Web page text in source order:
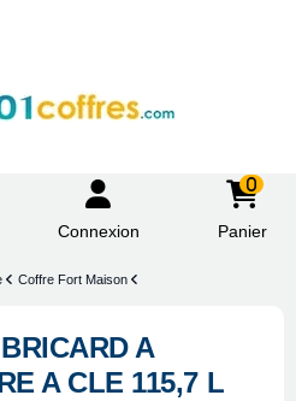
Connexion
0
Panier
Coffre Fort Maison
A
A CLE 115,7 L